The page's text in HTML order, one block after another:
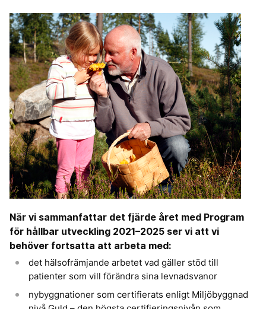
När vi sammanfattar det fjärde året med Program
för hållbar utveckling 2021–2025 ser vi att vi
behöver fortsatta att arbeta med:
det hälsofrämjande arbetet vad gäller stöd till
patienter som vill förändra sina levnadsvanor
nybyggnationer som certifierats enligt Miljöbyggnad